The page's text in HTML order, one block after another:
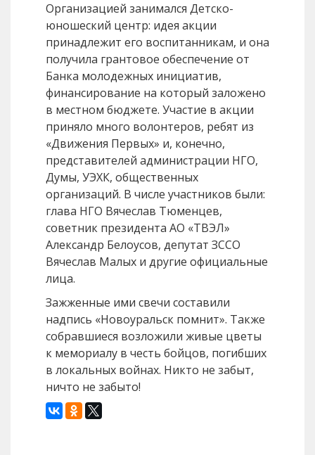
Организацией занимался Детско-
юношеский центр: идея акции
принадлежит его воспитанникам, и она
получила грантовое обеспечение от
Банка молодежных инициатив,
финансирование на который заложено
в местном бюджете. Участие в акции
приняло много волонтеров, ребят из
«Движения Первых» и, конечно,
представителей администрации НГО,
Думы, УЭХК, общественных
организаций. В числе участников были:
глава НГО Вячеслав Тюменцев,
советник президента АО «ТВЭЛ»
Александр Белоусов, депутат ЗССО
Вячеслав Малых и другие официальные
лица.
Зажженные ими свечи составили
надпись «Новоуральск помнит». Также
собравшиеся возложили живые цветы
к мемориалу в честь бойцов, погибших
в локальных войнах. Никто не забыт,
ничто не забыто!